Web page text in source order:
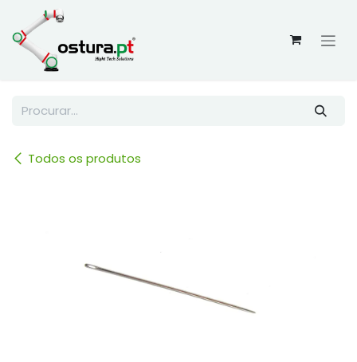
Skip to Content
Todos os produtos